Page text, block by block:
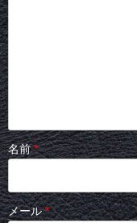
名前*
メール*